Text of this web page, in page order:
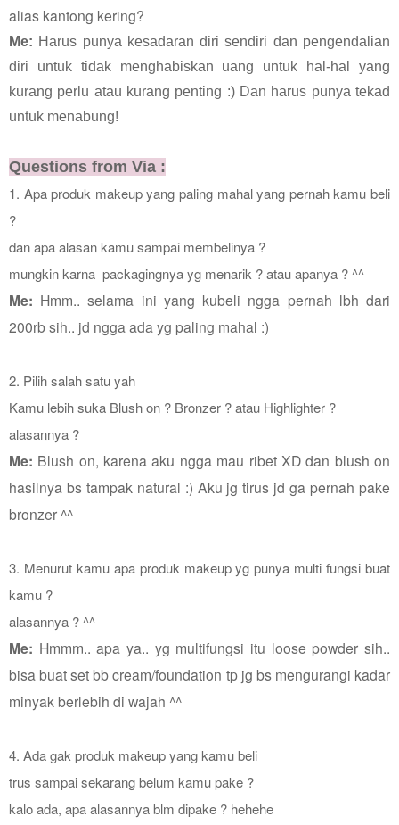
alias kantong kering?
Me: Harus punya kesadaran diri sendiri dan pengendalian
diri untuk tidak menghabiskan uang untuk hal-hal yang
kurang perlu atau kurang penting :) Dan harus punya tekad
untuk menabung!
Questions from Via :
1. Apa produk makeup yang paling mahal yang pernah kamu beli
?
dan apa alasan kamu sampai membelinya ?
mungkin karna packagingnya yg menarik ?atau apanya ? ^^
Me: Hmm.. selama ini yang kubeli ngga pernah lbh dari
200rb sih.. jd ngga ada yg paling mahal :)
2. Pilih salah satu yah
Kamu lebih suka Blush on ? Bronzer ? atau Highlighter ?
alasannya ?
Me: Blush on, karena aku ngga mau ribet XD dan blush on
hasilnya bs tampak natural :) Aku jg tirus jd ga pernah pake
bronzer ^^
3. Menurut kamu apa produk makeup yg punya multi fungsi buat
kamu ?
alasannya ? ^^
Me: Hmmm.. apa ya.. yg multifungsi itu loose powder sih..
bisa buat set bb cream/foundation tp jg bs mengurangi kadar
minyak berlebih di wajah ^^
4. Ada gak produk makeup yang kamu beli
trus sampai sekarang belum kamu pake ?
kalo ada, apa alasannya blm dipake ? hehehe